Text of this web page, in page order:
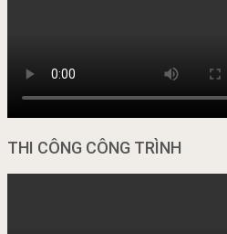
THI CÔNG CÔNG TRÌNH